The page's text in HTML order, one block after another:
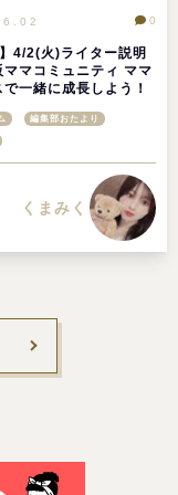
】4/2(火)ライター説明
ママコミュニティ ママ
一緒に成長しよう！
0
編集部おたより
くまみく